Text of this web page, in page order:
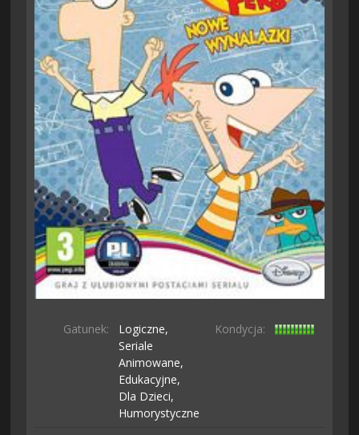
Gatunek:
Logiczne,
Seriale
Animowane,
Edukacyjne,
Dla Dzieci,
Humorystyczne
Kondycja: